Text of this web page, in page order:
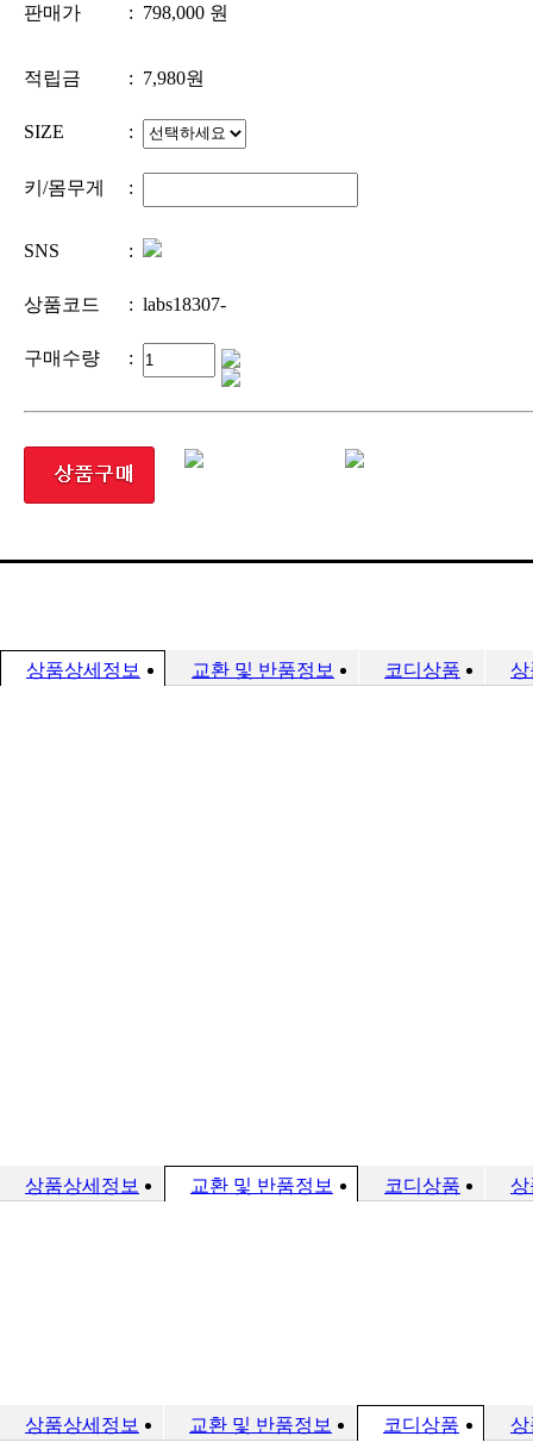
판매가 : 798,000 원
적립금 : 7,980원
SIZE :
키/몸무게 :
SNS :
상품코드 : labs18307-
구매수량 :
상품상세정보 교환 및 반품정보 코디상품 상
상품상세정보 교환 및 반품정보 코디상품 상
상품상세정보 교환 및 반품정보 코디상품 상